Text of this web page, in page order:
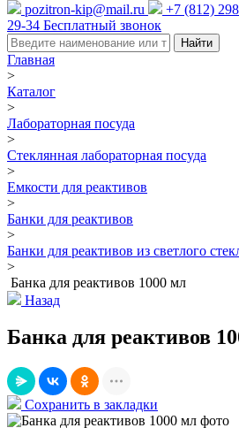
pozitron-kip@mail.ru +7 (812)
29-34 Бесплатный звонок
Найти
Главная
>
Каталог
>
Лабораторная посуда
>
Стеклянная лабораторная посуда
>
Емкости для реактивов
>
Банки для реактивов
>
Банки для реактивов из светлого
>
Банка для реактивов 1000 мл
Назад
Банка для реактивов
Сохранить в закладки